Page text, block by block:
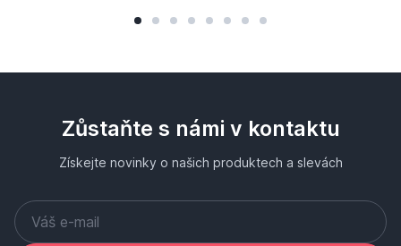
Zůstaňte s námi v kontaktu
Získejte novinky o našich produktech a slevách